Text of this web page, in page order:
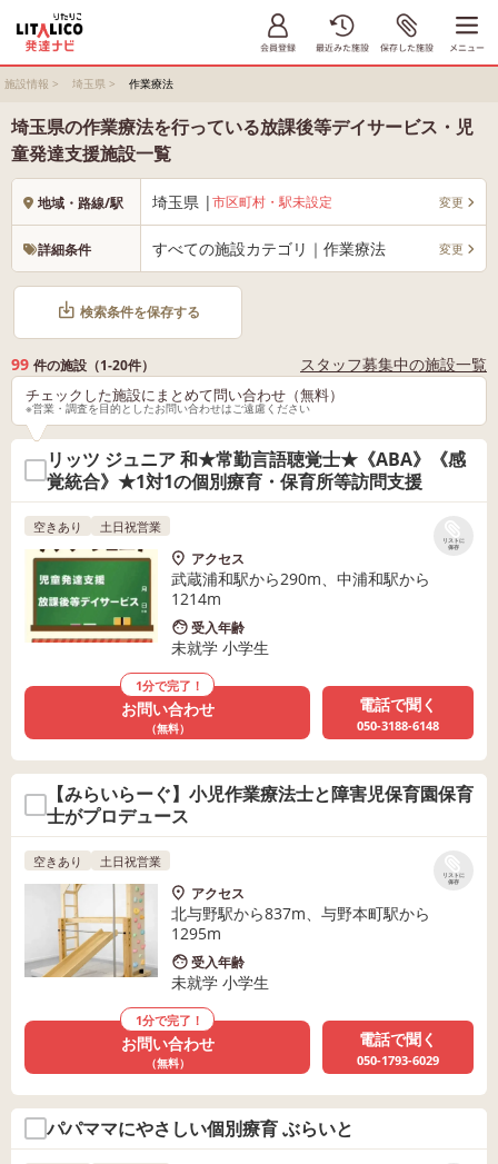
施設情報 > 埼玉県 > 作業療法
埼玉県の作業療法を行っている放課後等デイサービス・児
童発達支援施設一覧
地域・路線/駅 埼玉県 |市区町村・駅未設定 変更
詳細条件 すべての施設カテゴリ｜作業療法 変更
検索条件を保存する
99 件の施設（1-20件） スタッフ募集中の施設一覧
チェックした施設にまとめて問い合わせ（無料）
※営業・調査を目的としたお問い合わせはご遠慮ください
リッツ ジュニア 和★常勤言語聴覚士★《ABA》《感
覚統合》★1対1の個別療育・保育所等訪問支援
リストに
保存
空きあり 土日祝営業
アクセス
武蔵浦和駅から290m、中浦和駅から
1214m
受入年齢
未就学 小学生
1分で完了！
お問い合わせ
（無料）
電話で聞く
050-3188-6148
【みらいらーぐ】小児作業療法士と障害児保育園保育
士がプロデュース
リストに
保存
空きあり 土日祝営業
アクセス
北与野駅から837m、与野本町駅から
1295m
受入年齢
未就学 小学生
1分で完了！
お問い合わせ
（無料）
電話で聞く
050-1793-6029
パパママにやさしい個別療育 ぶらいと